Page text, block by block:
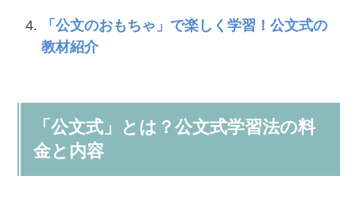
「公文のおもちゃ」で楽しく学習！公文式の
教材紹介
「公文式」とは？公文式学習法の料
金と内容